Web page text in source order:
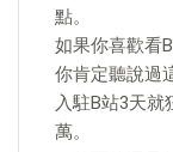
點。
如果你喜歡看
你肯定聽說過
入駐B站3天就
萬。